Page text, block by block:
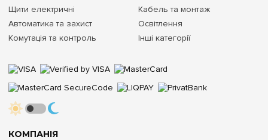
КОМПАНІЯ
Щити електричні
Автоматика та захист
Комутація та контроль
Кабель та монтаж
Освітлення
Інші категорії